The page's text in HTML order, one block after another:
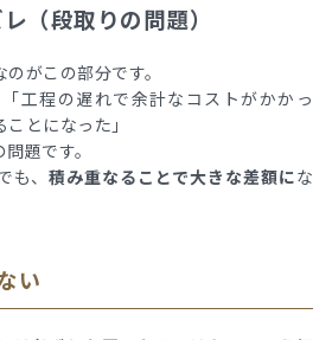
（段取りの問題）
がこの部分です。
「工程の遅れで余計なコストがかかっ
とになった」
題です。
も、積み重なることで大きな差額にな
い